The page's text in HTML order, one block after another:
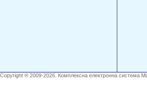
Copyright ® 2009-2026. Комплексна електронна система